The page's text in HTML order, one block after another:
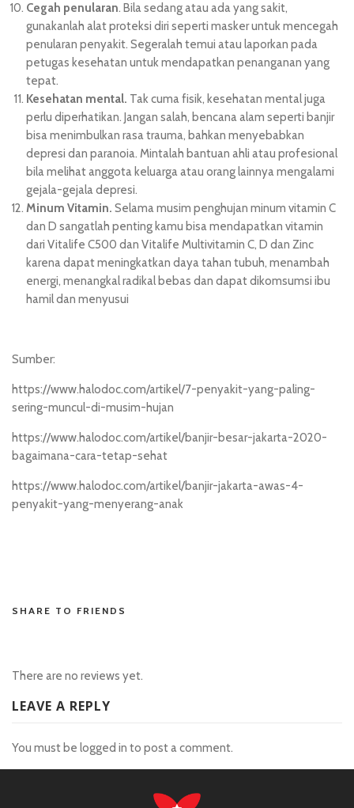
Cegah penularan. Bila sedang atau ada yang sakit,
gunakanlah alat proteksi diri seperti masker untuk mencegah
penularan penyakit. Segeralah temui atau laporkan pada
petugas kesehatan untuk mendapatkan penanganan yang
tepat.
Kesehatan mental. Tak cuma fisik, kesehatan mental juga
perlu diperhatikan. Jangan salah, bencana alam seperti banjir
bisa menimbulkan rasa trauma, bahkan menyebabkan
depresi dan paranoia. Mintalah bantuan ahli atau profesional
bila melihat anggota keluarga atau orang lainnya mengalami
gejala-gejala depresi.
Minum Vitamin. Selama musim penghujan minum vitamin C
dan D sangatlah penting kamu bisa mendapatkan vitamin
dariVitalife C500danVitalife Multivitamin C, D dan Zinc
karena dapat meningkatkan daya tahan tubuh, menambah
energi, menangkal radikal bebas dan dapat dikomsumsi ibu
hamil dan menyusui
Sumber:
https://www.halodoc.com/artikel/7-penyakit-yang-paling-
sering-muncul-di-musim-hujan
https://www.halodoc.com/artikel/banjir-besar-jakarta-2020-
bagaimana-cara-tetap-sehat
https://www.halodoc.com/artikel/banjir-jakarta-awas-4-
penyakit-yang-menyerang-anak
SHARE TO FRIENDS
There are no reviews yet.
LEAVE A REPLY
You must be logged in to post a comment.